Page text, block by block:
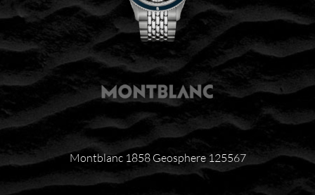
Montblanc 1858 Geosphere 125567